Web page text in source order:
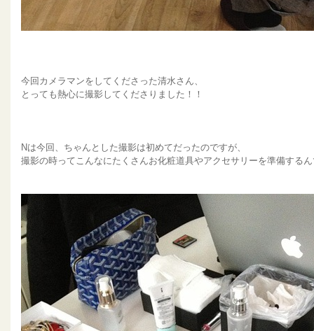
今回カメラマンをしてくださった清水さん、
とっても熱心に撮影してくださりました！！
Nは今回、ちゃんとした撮影は初めてだったのですが、
撮影の時ってこんなにたくさんお化粧道具やアクセサリーを準備する